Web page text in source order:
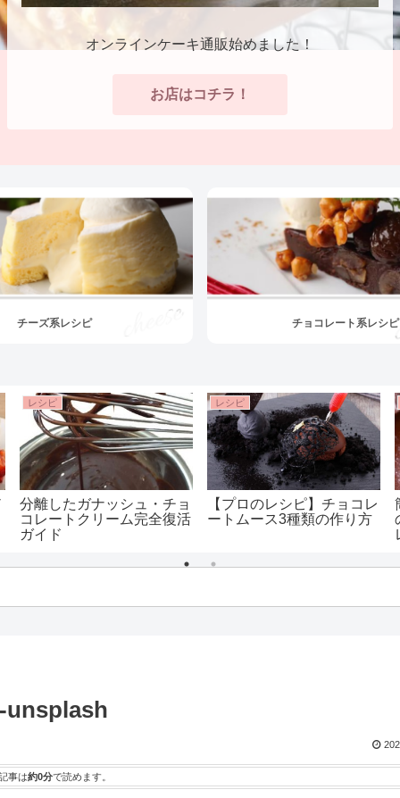
オンラインケーキ通販始めました！
お店はコチラ！
チーズ系レシピ チョコレート系レシピ
レシピ
分離したガナッシュ・チョ
コレートクリーム完全復活
ガイド
レシピ
【プロのレシピ】チョコレ
ートムース3種類の作り方
unsplash
事は約0分で読めます。